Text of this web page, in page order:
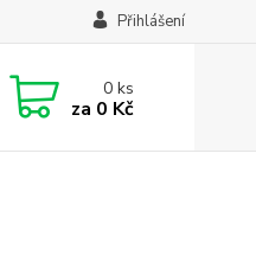
Přihlášení
0ks
za 0 Kč